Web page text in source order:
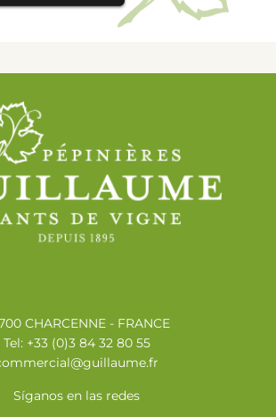
CHARCENNE - FRANCE
Tel: +33 (0)3 84 32 80 55
Síganos en las redes